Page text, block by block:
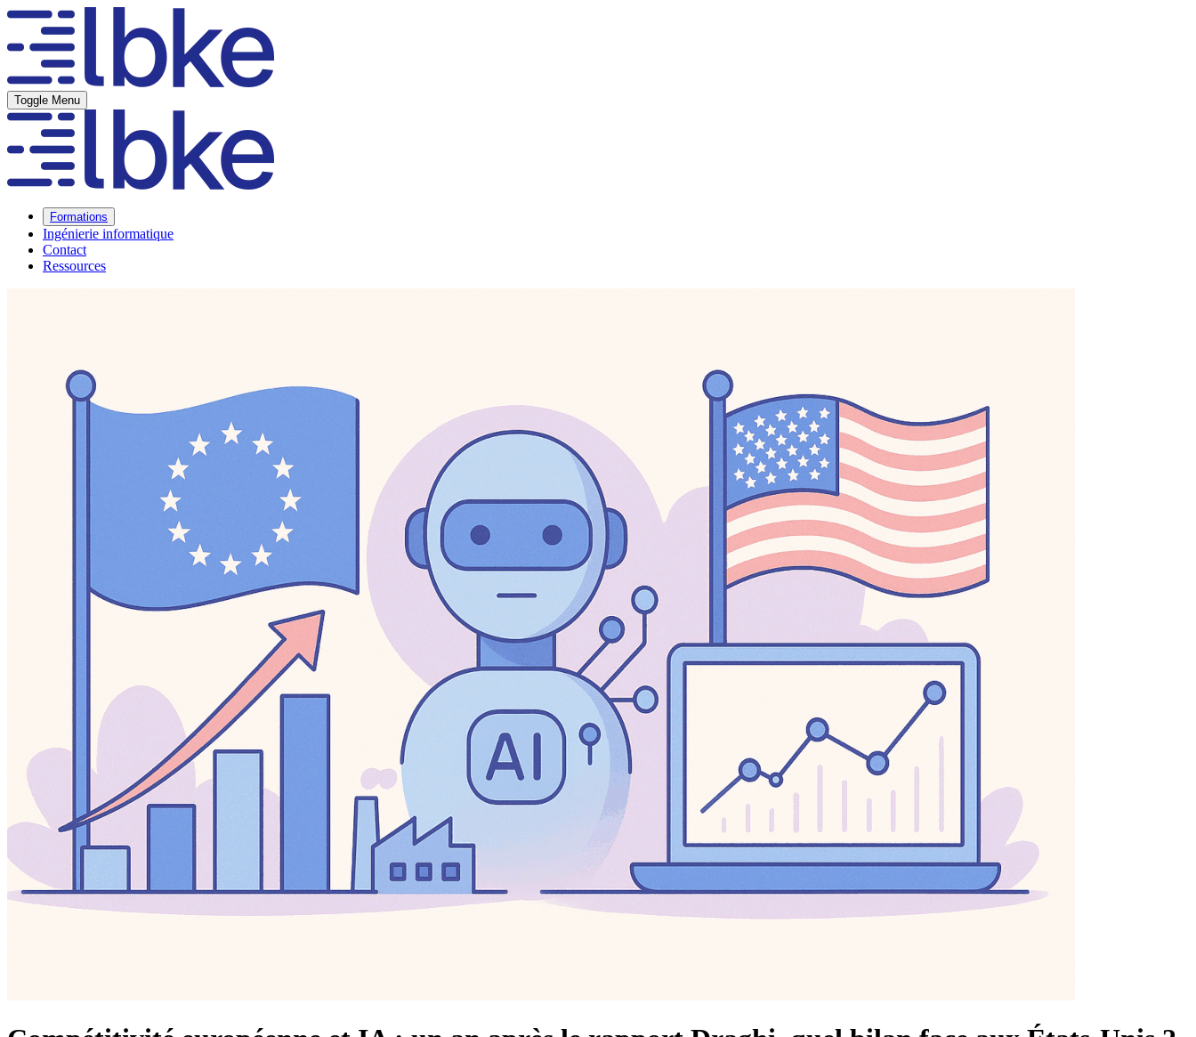
Toggle Menu
Formations
Ingénierie informatique
Contact
Ressources